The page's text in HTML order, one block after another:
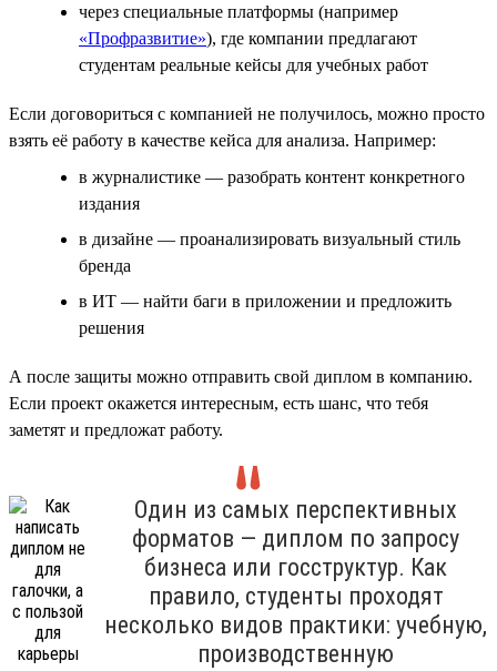
через специальные платформы (например
«Профразвитие»), где компании предлагают
студентам реальные кейсы для учебных работ
Если договориться с компанией не получилось, можно просто
взять её работу в качестве кейса для анализа. Например:
в журналистике — разобрать контент конкретного
издания
в дизайне — проанализировать визуальный стиль
бренда
в ИТ — найти баги в приложении и предложить
решения
А после защиты можно отправить свой диплом в компанию.
Если проект окажется интересным, есть шанс, что тебя
заметят и предложат работу.
Один из самых перспективных
форматов — диплом по запросу
бизнеса или госструктур. Как
правило, студенты проходят
несколько видов практики: учебную,
производственную